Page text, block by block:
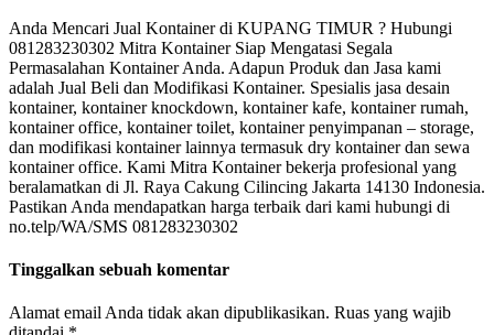
Anda Mencari Jual Kontainer di KUPANG TIMUR ? Hubungi
081283230302 Mitra Kontainer Siap Mengatasi Segala
Permasalahan Kontainer Anda. Adapun Produk dan Jasa kami
adalah Jual Beli dan Modifikasi Kontainer. Spesialis jasa desain
kontainer, kontainer knockdown, kontainer kafe, kontainer rumah,
kontainer office, kontainer toilet, kontainer penyimpanan – storage,
dan modifikasi kontainer lainnya termasuk dry kontainer dan sewa
kontainer office. Kami Mitra Kontainer bekerja profesional yang
beralamatkan di Jl. Raya Cakung Cilincing Jakarta 14130 Indonesia.
Pastikan Anda mendapatkan harga terbaik dari kami hubungi di
no.telp/WA/SMS 081283230302
Tinggalkan sebuah komentar
Alamat email Anda tidak akan dipublikasikan. Ruas yang wajib